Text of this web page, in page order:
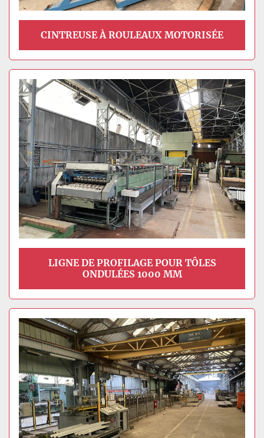
CINTREUSE À ROULEAUX MOTORISÉE
LIGNE DE PROFILAGE POUR TÔLES
ONDULÉES 1000 MM